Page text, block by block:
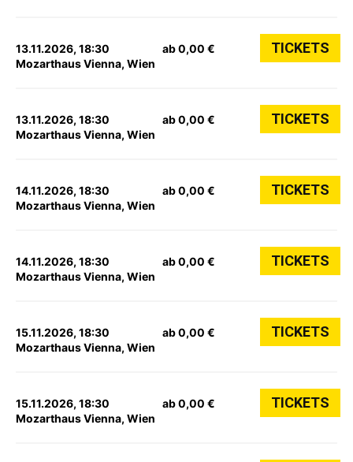
13.11.2026, 18:30
Mozarthaus Vienna, Wien
ab 0,00 € TICKETS
13.11.2026, 18:30
Mozarthaus Vienna, Wien
ab 0,00 € TICKETS
14.11.2026, 18:30
Mozarthaus Vienna, Wien
ab 0,00 € TICKETS
14.11.2026, 18:30
Mozarthaus Vienna, Wien
ab 0,00 € TICKETS
15.11.2026, 18:30
Mozarthaus Vienna, Wien
ab 0,00 € TICKETS
15.11.2026, 18:30
Mozarthaus Vienna, Wien
ab 0,00 € TICKETS